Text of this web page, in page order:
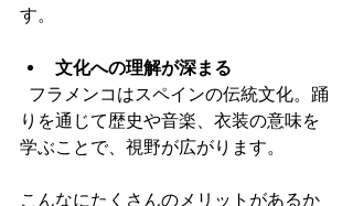
す。
文化への理解が深まる
りを通じて歴史や音楽、衣装の意味を
学ぶことで、視野が広がります。
こんなにたくさんのメリットがあるか